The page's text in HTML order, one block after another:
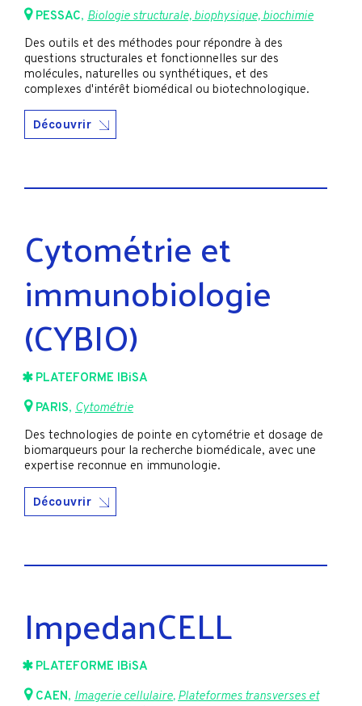
PESSAC, Biologie structurale, biophysique, biochimie
Des outils et des méthodes pour répondre à des
questions structurales et fonctionnelles sur des
molécules, naturelles ou synthétiques, et des
complexes d'intérêt biomédical ou biotechnologique.
Découvrir
Cytométrie et
immunobiologie
(CYBIO)
PLATEFORME IBiSA
PARIS, Cytométrie
Des technologies de pointe en cytométrie et dosage de
biomarqueurs pour la recherche biomédicale, avec une
expertise reconnue en immunologie.
Découvrir
ImpedanCELL
PLATEFORME IBiSA
CAEN, Imagerie cellulaire,Plateformes transverses et